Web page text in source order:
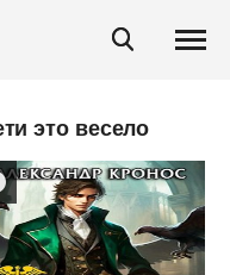
это весело